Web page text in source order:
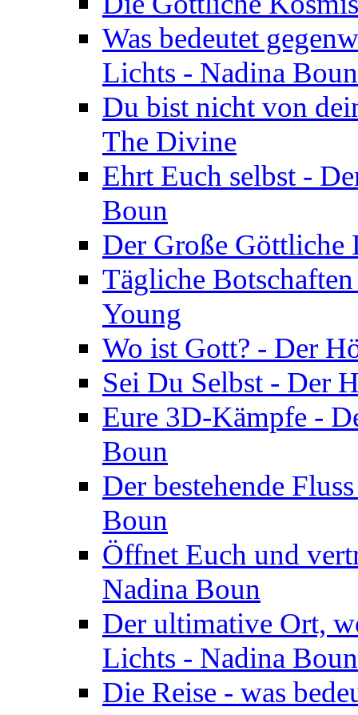
Was bedeutet
Lichts - Nadina Boun
Du bist nicht von
The Divine
Ehrt Euch selbst -
Boun
Der Große
Tägliche
Young
Wo ist Gott? - Der
Sei Du Selbst - Der
Eure 3D-Kämpfe -
Boun
Der bestehende
Boun
Öffnet Euch und
Nadina Boun
Der ultimative Ort,
Lichts - Nadina Boun
Die Reise - was